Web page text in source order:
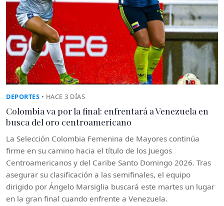
DEPORTES • HACE 3 DÍAS
Colombia va por la final: enfrentará a Venezuela en
busca del oro centroamericano
La Selección Colombia Femenina de Mayores continúa
firme en su camino hacia el título de los Juegos
Centroamericanos y del Caribe Santo Domingo 2026. Tras
asegurar su clasificación a las semifinales, el equipo
dirigido por Ángelo Marsiglia buscará este martes un lugar
en la gran final cuando enfrente a Venezuela.